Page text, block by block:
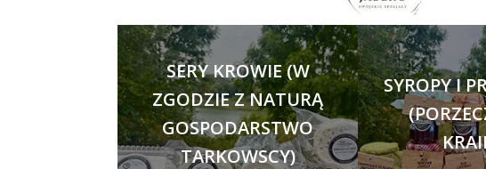
SERY KROWIE (W
ZGODZIE Z NATURĄ
GOSPODARSTWO
TARKOWSCY)
SYROPY I